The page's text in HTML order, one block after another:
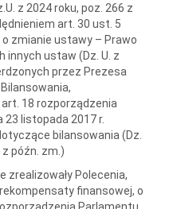
z 2024 roku, poz. 266 z
art. 30 ust. 5
zmianie ustawy – Prawo
innych ustaw (Dz. U. z
przez Prezesa
18 rozporządzenia
23 listopada 2017 r.
bilansowania (Dz.
z późn. zm.)
zrealizowały Polecenia,
finansowej, o
Parlamentu